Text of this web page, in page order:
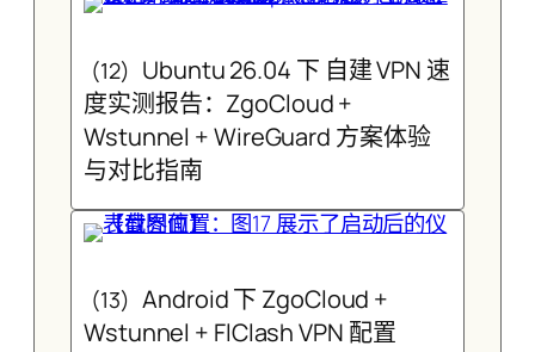
(12) Ubuntu 26.04 下 自建 VPN 速
度实测报告：ZgoCloud +
Wstunnel + WireGuard 方案体验
与对比指南
(13) Android 下 ZgoCloud +
Wstunnel + FlClash VPN 配置